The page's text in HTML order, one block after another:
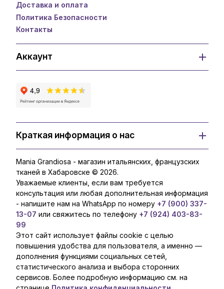
Доставка и оплата
Политика Безопасности
Контакты
Аккаунт
Краткая информация о нас
Mania Grandiosa - магазин итальянских, французских
тканей в Хабаровске © 2026.
Уважаемые клиенты, если вам требуется
консультация или любая дополнительная информация
- напишите нам на WhatsApp по номеру +7 (900) 337-
13-07 или свяжитесь по телефону +7 (924) 403-83-
99
Этот сайт использует файлы cookie с целью
повышения удобства для пользователя, а именно —
дополнения функциями социальных сетей,
статистического анализа и выбора сторонних
сервисов. Более подробную информацию см. на